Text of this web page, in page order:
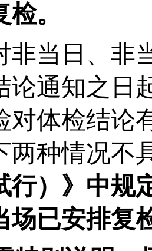
检。
非当日、非
论通知之日
对体检结论
两种情况不
） 》中规
场已安排复